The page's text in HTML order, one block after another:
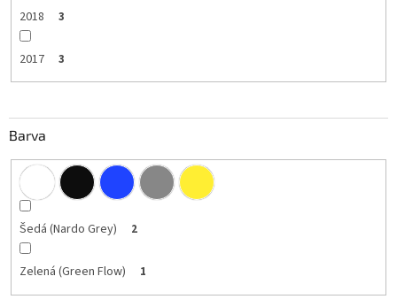
2018 3
2017 3
Barva
Šedá (Nardo Grey) 2
Zelená (Green Flow) 1